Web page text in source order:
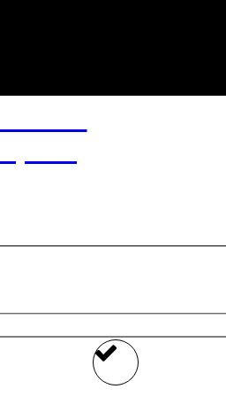
esgotou. Tente pesquisar novamente